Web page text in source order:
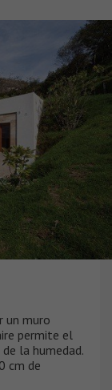
un muro
permite el
la humedad.
cm de